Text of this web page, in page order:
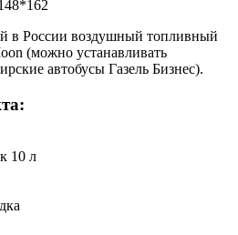
в России воздушный топливный
(можно устанавливать
автобусы Газель Бизнес).
10 л